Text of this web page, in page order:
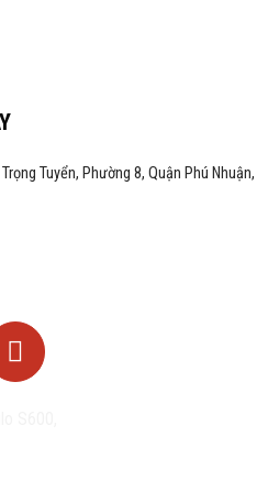
Tuyển, Phường 8, Quận Phú Nhuận,